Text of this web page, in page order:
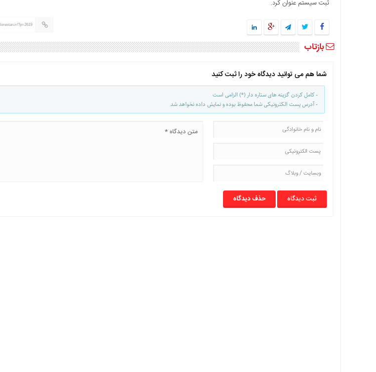
ثبت سیستم عنوان کرد.
?p=2619
بازتاب
شما هم می توانید دیدگاه خود را ثبت کنید
- کامل کردن گزینه های ستاره دار (*) الزامی است
- آدرس پست الکترونیکی شما محفوظ بوده و نمایش داده نخواهد شد
حذف دیدگاه